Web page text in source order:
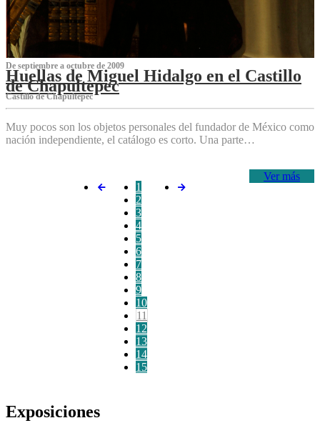
De septiembre a octubre de 2009
Huellas de Miguel Hidalgo en el Castillo
de Chapultepec
Castillo de Chapultepec
Muy pocos son los objetos personales del fundador de México como
nación independiente, el catálogo es corto. Una parte…
Ver más
1
2
3
4
5
6
7
8
9
10
11
12
13
14
15
Exposiciones